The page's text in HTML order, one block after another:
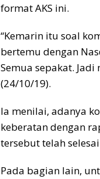
format AKS ini.
“Kemarin itu soal
bertemu dengan
Semua sepakat.
(24/10/19).
Ia menilai, adanya
keberatan dengan
tersebut telah
Pada bagian lain,